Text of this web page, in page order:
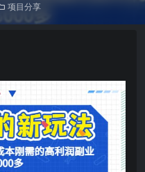
项目分享